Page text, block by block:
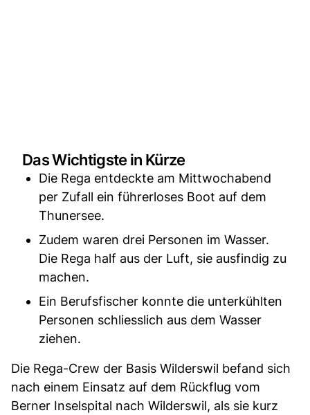
Das Wichtigste in Kürze
Die Rega entdeckte am Mittwochabend
per Zufall ein führerloses Boot auf dem
Thunersee.
Zudem waren drei Personen im Wasser.
Die Rega half aus der Luft, sie ausfindig zu
machen.
Ein Berufsfischer konnte die unterkühlten
Personen schliesslich aus dem Wasser
ziehen.
Die Rega-Crew der Basis Wilderswil befand sich
nach einem Einsatz auf dem Rückflug vom
Berner Inselspital nach Wilderswil, als sie kurz